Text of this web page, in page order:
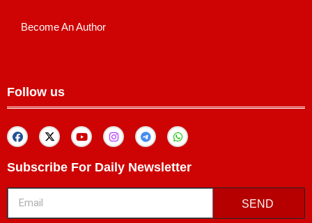
Become An Author
Follow us
Subscribe For Daily Newsletter
SEND